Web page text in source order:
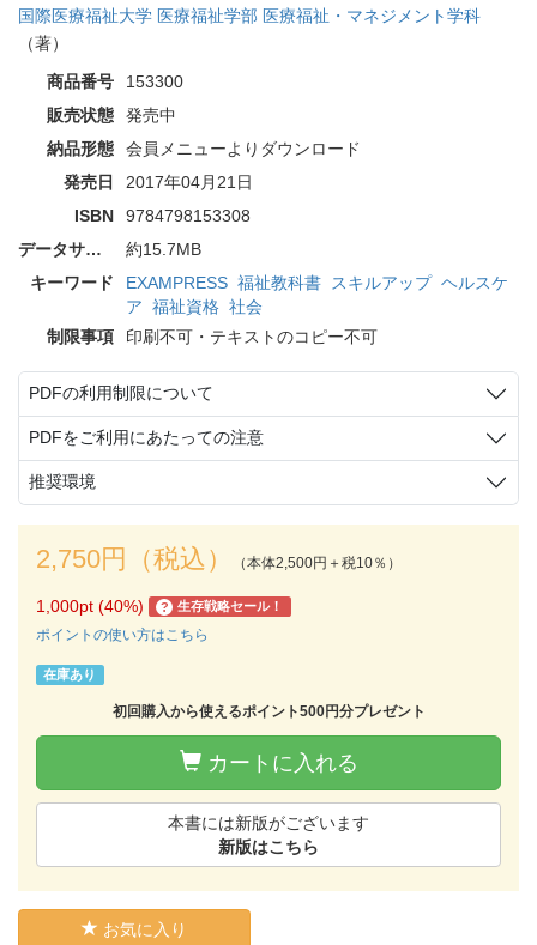
国際医療福祉大学 医療福祉学部 医療福祉・マネジメント学科
（著）
商品番号
153300
販売状態
発売中
納品形態
会員メニューよりダウンロード
発売日
2017年04月21日
ISBN
9784798153308
データサイズ
約15.7MB
キーワード
EXAMPRESS 福祉教科書 スキルアップ ヘルスケ
ア 福祉資格 社会
制限事項
印刷不可・テキストのコピー不可
PDFの利用制限について
PDFをご利用にあたっての注意
推奨環境
2,750円（税込） （本体2,500円＋税10％）
1,000pt (40%) ? 生存戦略セール！
ポイントの使い方はこちら
在庫あり
初回購入から使えるポイント500円分プレゼント
カートに入れる
本書には新版がございます
新版はこちら
お気に入り